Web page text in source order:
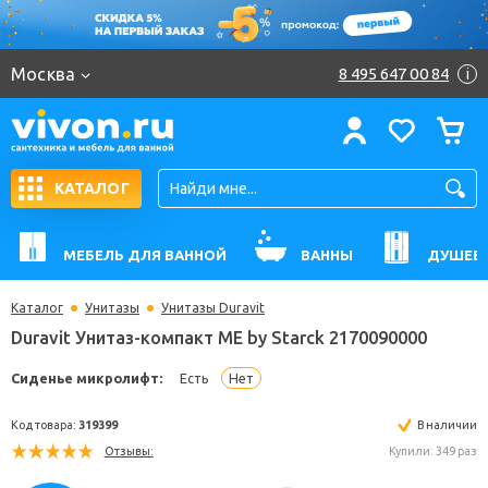
Москва 8 495 647 00 84 i
КАТАЛОГ
МЕБЕЛЬ ДЛЯ ВАННОЙ ВАННЫ
Каталог Унитазы Унитазы Duravit
Duravit Унитаз-компакт ME by Starck 2170090000
Сиденье микролифт: